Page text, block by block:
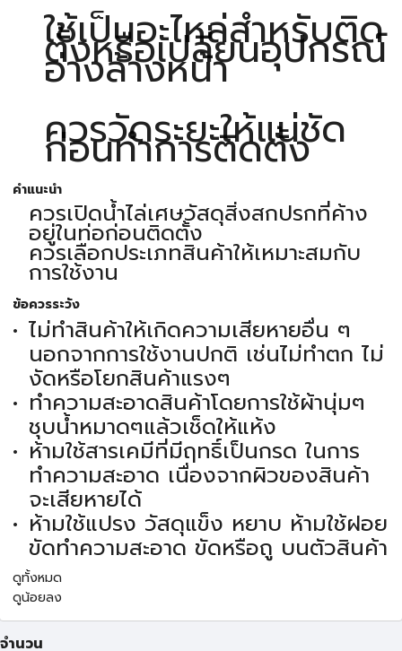
ใช้เป็นอะไหล่สำหรับติด
ตั้งหรือเปลี่ยนอุปกรณ์
อ่างล้างหน้า
ควรวัดระยะให้แน่ชัด
ก่อนทำการติดตั้ง
คำแนะนำ
ควรเปิดน้ำไล่เศษวัสดุสิ่งสกปรกที่ค้าง
อยู่ในท่อก่อนติดตั้ง
ควรเลือกประเภทสินค้าให้เหมาะสมกับ
การใช้งาน
ข้อควรระวัง
ไม่ทำสินค้าให้เกิดความเสียหายอื่น ๆ
นอกจากการใช้งานปกติ เช่นไม่ทำตก ไม่
งัดหรือโยกสินค้าแรงๆ
ทำความสะอาดสินค้าโดยการใช้ผ้านุ่มๆ
ชุบน้ำหมาดๆแล้วเช็ดให้แห้ง
ห้ามใช้สารเคมีที่มีฤทธิ์เป็นกรด ในการ
ทำความสะอาด เนื่องจากผิวของสินค้า
จะเสียหายได้
ห้ามใช้แปรง วัสดุแข็ง หยาบ ห้ามใช้ฝอย
ขัดทำความสะอาด ขัดหรือถู บนตัวสินค้า
ดูทั้งหมด
ดูน้อยลง
จำนวน